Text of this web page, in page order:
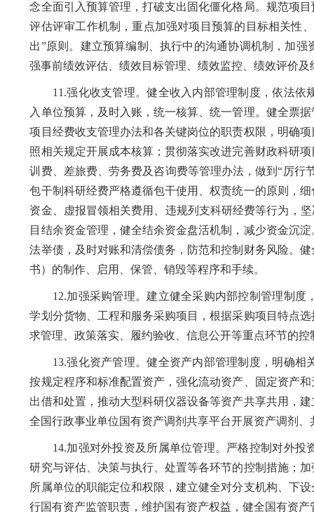
念全面引入预算管理，打破支出固化僵化格局。规范项
评估评审工作机制，重点加强对项目预算的目标相关性
出”原则。建立预算编制、执行中的沟通协调机制，加
强事前绩效评估、绩效目标管理、绩效监控、绩效评价及
11.强化收支管理。健全收入内部管理制度，依法依
入单位预算，及时入账，统一核算、统一管理。健全票
项目经费收支管理办法和各关键岗位的职责权限，明确
照相关规定开展成本核算；贯彻落实改进完善财政科研
训费、差旅费、劳务费及咨询费等管理办法，做到“厉
包干制科研经费严格遵循包干使用、权责统一的原则，
资金、虚报冒领相关费用、违规列支科研经费等行为，
目结余资金管理，健全结余资金盘活机制，减少资金沉
法举债，及时对账和清偿债务，防范和控制财务风险。
书）的制作、启用、保管、销毁等程序和手续。
12.加强采购管理。建立健全采购内部控制管理制度
学划分货物、工程和服务采购项目，根据采购项目特点
求管理、政策落实、履约验收、信息公开等重点环节的
13.强化资产管理。健全资产内部管理制度，明确相
按规定程序和标准配置资产，强化流动资产、固定资产
出借和处置，推动大型科研仪器设备等资产共享共用，
全国行政事业单位国有资产调剂共享平台开展资产调剂、
14.加强对外投资及所属单位管理。严格控制对外投
研究与评估、决策与执行、处置等各环节的控制措施；
所属单位的职能定位和权限，建立健全对分支机构、下
行国有资产监管职责，维护国有资产权益，健全国有资